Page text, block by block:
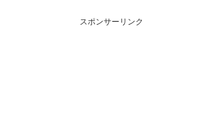
スポンサーリンク